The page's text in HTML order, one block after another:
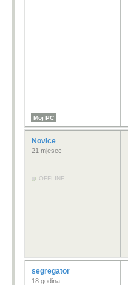
Moj PC
Novice
21 mjesec
OFFLINE
segregator
18 godina